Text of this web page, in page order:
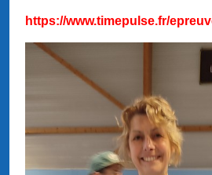
https://www.timepulse.fr/